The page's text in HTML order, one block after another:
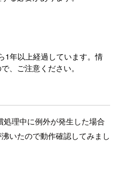
1年以上経過しています。情
、ご注意ください。
理中に例外が発生した場合
いたので動作確認してみまし